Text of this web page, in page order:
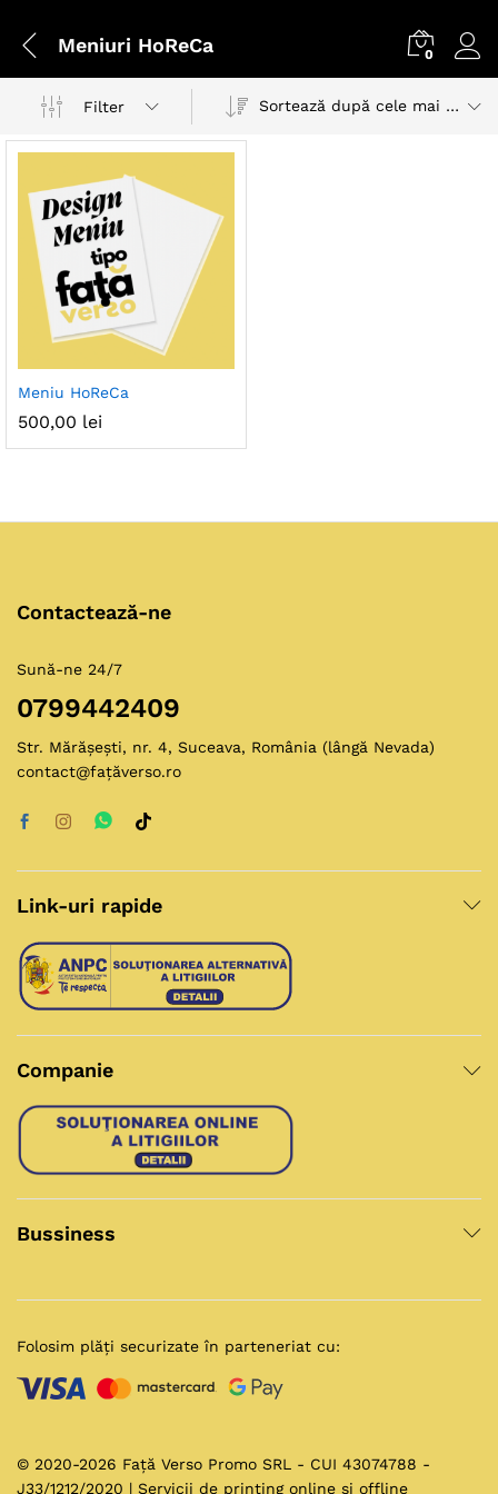
Meniuri HoReCa 0
Filter Sortează după cele mai recente
Meniu HoReCa
500,00 lei
Contactează-ne
Sună-ne 24/7
0799442409
Str. Mărășești, nr. 4, Suceava, România (lângă Nevada)
contact@fațăverso.ro
Link-uri rapide
Companie
Bussiness
© 2020-2026 Față Verso Promo SRL - CUI 43074788 -
J33/1212/2020 | Servicii de printing online și offline
Folosim plăți securizate în parteneriat cu: